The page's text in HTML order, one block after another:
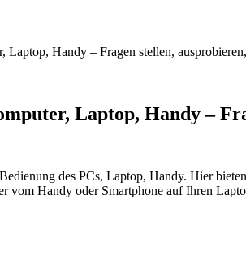
Laptop, Handy – Fragen stellen,
Laptop, Handy –
des PCs, Laptop, Handy. Hier
vom Handy oder Smartphone auf Ihren